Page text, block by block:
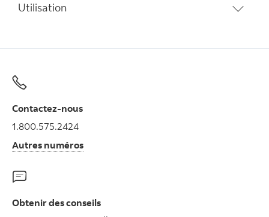
Utilisation
Contactez-nous
1.800.575.2424
Autres numéros
Obtenir des conseils